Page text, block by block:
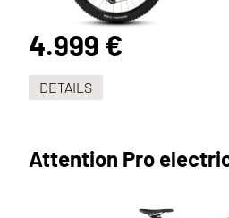
4.999 €
DETAILS
Attention Pro